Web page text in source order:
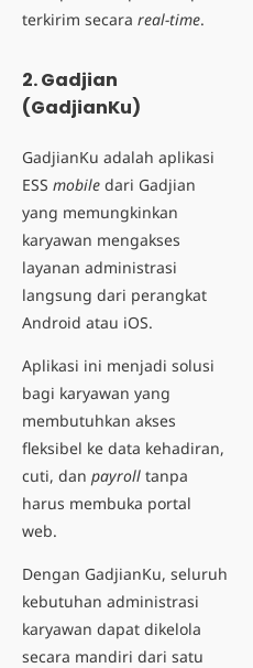
terkirim secara real-time.
2. Gadjian
(GadjianKu)
GadjianKu adalah aplikasi
ESS mobile dari Gadjian
yang memungkinkan
karyawan mengakses
layanan administrasi
langsung dari perangkat
Android atau iOS.
Aplikasi ini menjadi solusi
bagi karyawan yang
membutuhkan akses
fleksibel ke data kehadiran,
cuti, dan payroll tanpa
harus membuka portal
web.
Dengan GadjianKu, seluruh
kebutuhan administrasi
karyawan dapat dikelola
secara mandiri dari satu